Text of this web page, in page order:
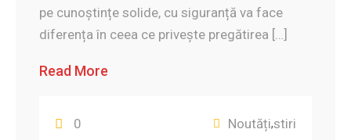
pe cunoștințe solide, cu siguranță va face
diferența în ceea ce privește pregătirea […]
Read More
0 Noutăți,stiri